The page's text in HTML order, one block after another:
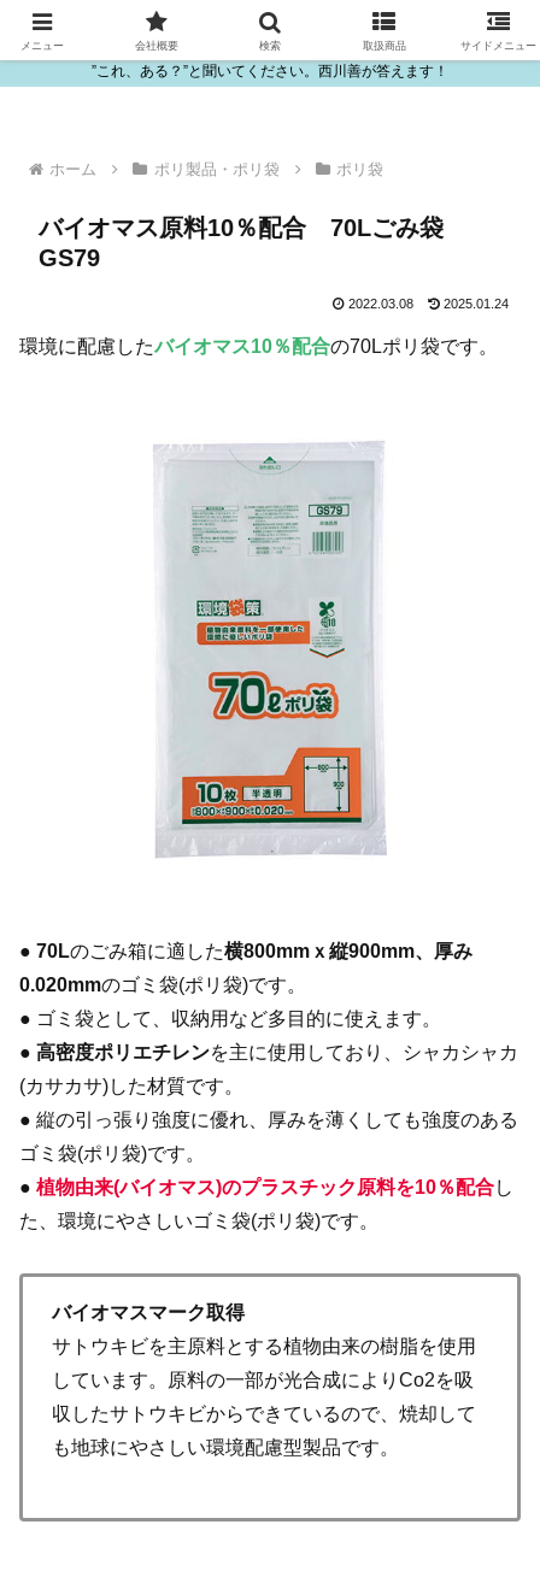
ビニール・プラスチック製品の卸販売は西川善
”これ、ある？”と聞いてください。西川善が答えます！
ホーム ポリ製品・ポリ袋 ポリ袋
バイオマス原料10％配合 70Lごみ袋
GS79
2022.03.08 2025.01.24
環境に配慮したバイオマス10％配合の70Lポリ袋です。
● 70Lのごみ箱に適した横800mmｘ縦900mm、厚み
0.020mmのゴミ袋(ポリ袋)です。
● ゴミ袋として、収納用など多目的に使えます。
● 高密度ポリエチレンを主に使用しており、シャカシャカ
(カサカサ)した材質です。
● 縦の引っ張り強度に優れ、厚みを薄くしても強度のある
ゴミ袋(ポリ袋)です。
● 植物由来(バイオマス)のプラスチック原料を10％配合し
た、環境にやさしいゴミ袋(ポリ袋)です。
バイオマスマーク取得
サトウキビを主原料とする植物由来の樹脂を使用
しています。原料の一部が光合成によりCo2を吸
収したサトウキビからできているので、焼却して
も地球にやさしい環境配慮型製品です。
メニュー 会社概要 検索 取扱商品 サイドメニュー